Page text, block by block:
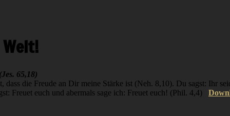
65,18)
die Freude an Dir meine Stärke ist (Neh. 8,10). Du sagst: Ihr
Freuet euch und abermals sage ich: Freuet euch! (Phil. 4,4)